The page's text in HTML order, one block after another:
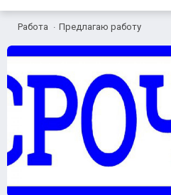
Работа Предлагаю работу